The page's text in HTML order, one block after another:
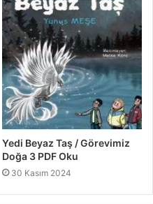
Yedi Beyaz Taş / Görevimiz
Doğa 3 PDF Oku
30 Kasım 2024